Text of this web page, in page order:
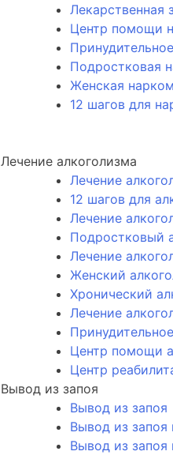
Лекарственная
Центр помощи
Подростковая
Женская
12 шагов для
Лечение алкоголизма
Лечение
12 шагов для
Лечение
Подростковый
Лечение
Женский
Хронический
Лечение
Центр помощи
Центр
Вывод из запоя
Вывод из запоя
Вывод из запоя
Вывод из запоя